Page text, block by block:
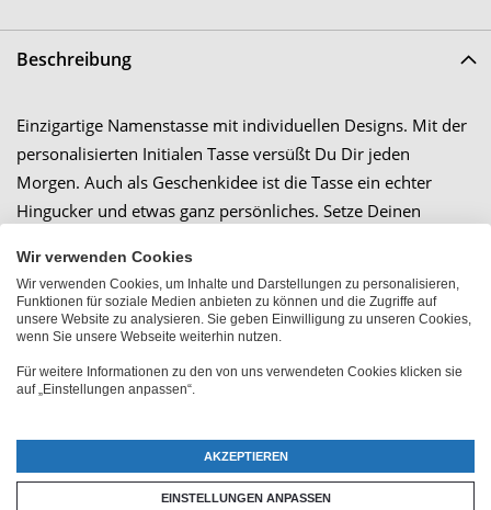
Beschreibung
Einzigartige Namenstasse mit individuellen Designs. Mit der
personalisierten Initialen Tasse versüßt Du Dir jeden
Morgen. Auch als Geschenkidee ist die Tasse ein echter
Hingucker und etwas ganz persönliches. Setze Deinen
Großbestellung
Ähnliche Produkte
Wir verwenden Cookies
Wir verwenden Cookies, um Inhalte und Darstellungen zu personalisieren,
Funktionen für soziale Medien anbieten zu können und die Zugriffe auf
unsere Website zu analysieren. Sie geben Einwilligung zu unseren Cookies,
wenn Sie unsere Webseite weiterhin nutzen.
Für weitere Informationen zu den von uns verwendeten Cookies klicken sie
auf „Einstellungen anpassen“.
AKZEPTIEREN
EINSTELLUNGEN ANPASSEN